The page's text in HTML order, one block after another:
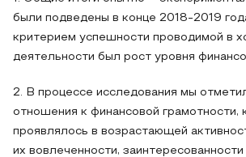
были подведены в конце 2018-2019
критерием успешности проводимой в
деятельности был рост уровня
2. В процессе исследования мы
отношения к финансовой грамотности,
проявлялось в возрастающей
их вовлеченности,